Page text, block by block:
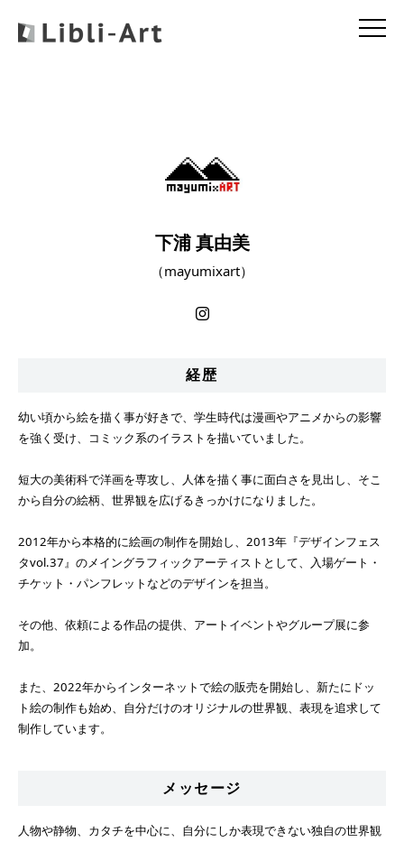
下浦 真由美
（mayumixart）
経歴
幼い頃から絵を描く事が好きで、学生時代は漫画やアニメからの影響
を強く受け、コミック系のイラストを描いていました。
短大の美術科で洋画を専攻し、人体を描く事に面白さを見出し、そこ
から自分の絵柄、世界観を広げるきっかけになりました。
2012年から本格的に絵画の制作を開始し、2013年『デザインフェス
タvol.37』のメイングラフィックアーティストとして、入場ゲート・
チケット・パンフレットなどのデザインを担当。
その他、依頼による作品の提供、アートイベントやグループ展に参
加。
また、2022年からインターネットで絵の販売を開始し、新たにドッ
ト絵の制作も始め、自分だけのオリジナルの世界観、表現を追求して
制作しています。
メッセージ
人物や静物、カタチを中心に、自分にしか表現できない独自の世界観